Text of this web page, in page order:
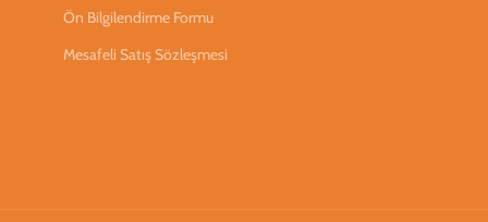
Ön Bilgilendirme Formu
Mesafeli Satış Sözleşmesi